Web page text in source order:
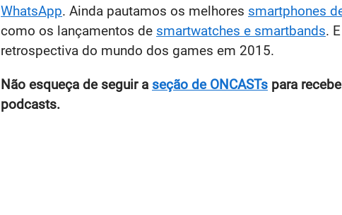
WhatsApp. Ainda pautamos os melhores smartphones
como os lançamentos de smartwatches e smartbands.
retrospectiva do mundo dos games em 2015.
Não esqueça de seguir a seção de ONCASTs para
podcasts.